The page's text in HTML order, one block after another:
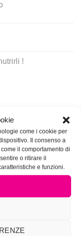
come i cookie per
Il consenso a
il comportamento di
o ritirare il
e funzioni.
!